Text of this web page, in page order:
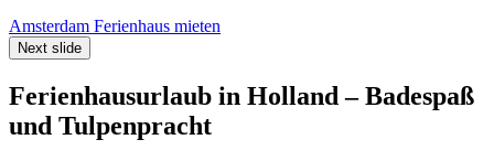
Amsterdam Ferienhaus mieten
Next slide
Ferienhausurlaub in Holland – Badespaß
und Tulpenpracht